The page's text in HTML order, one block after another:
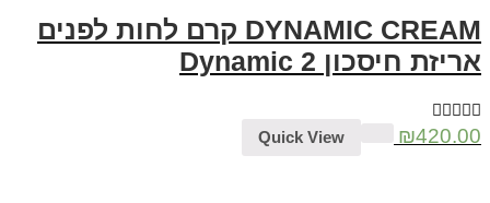
DYNAMIC CREAM קרם לחות לפנים
אריזת חיסכון 2 Dynamic
₪420.00
Quick View